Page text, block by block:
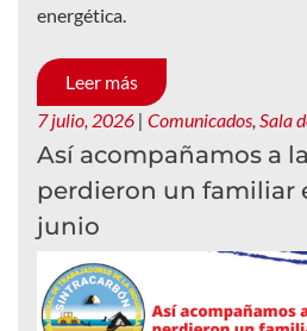
energética.
Leer más
7 julio, 2026 | Comunicados, Sala
Así acompañamos a
perdieron un familiar
junio